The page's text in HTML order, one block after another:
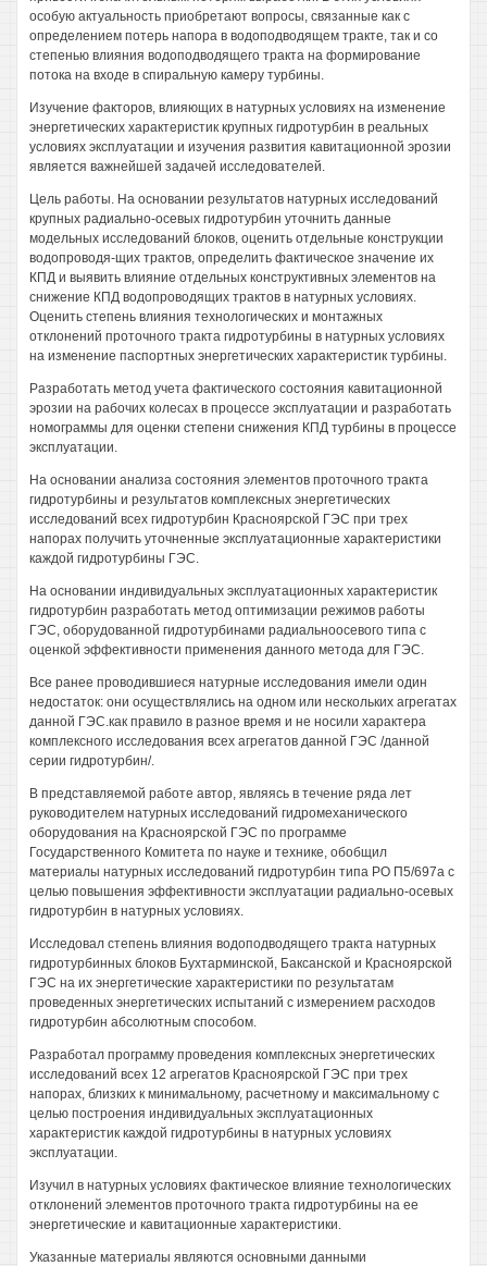
особую актуальность приобретают вопросы, связанные как с
определением потерь напора в водоподводящем тракте, так и со
степенью влияния водоподводящего тракта на формирование
потока на входе в спиральную камеру турбины.
Изучение факторов, влияющих в натурных условиях на изменение
энергетических характеристик крупных гидротурбин в реальных
условиях эксплуатации и изучения развития кавитационной эрозии
является важнейшей задачей исследователей.
Цель работы. На основании результатов натурных исследований
крупных радиально-осевых гидротурбин уточнить данные
модельных исследований блоков, оценить отдельные конструкции
водопроводя-щих трактов, определить фактическое значение их
КПД и выявить влияние отдельных конструктивных элементов на
снижение КПД водопроводящих трактов в натурных условиях.
Оценить степень влияния технологических и монтажных
отклонений проточного тракта гидротурбины в натурных условиях
на изменение паспортных энергетических характеристик турбины.
Разработать метод учета фактического состояния кавитационной
эрозии на рабочих колесах в процессе эксплуатации и разработать
номограммы для оценки степени снижения КПД турбины в процессе
эксплуатации.
На основании анализа состояния элементов проточного тракта
гидротурбины и результатов комплексных энергетических
исследований всех гидротурбин Красноярской ГЭС при трех
напорах получить уточненные эксплуатационные характеристики
каждой гидротурбины ГЭС.
На основании индивидуальных эксплуатационных характеристик
гидротурбин разработать метод оптимизации режимов работы
ГЭС, оборудованной гидротурбинами радиальноосевого типа с
оценкой эффективности применения данного метода для ГЭС.
Все ранее проводившиеся натурные исследования имели один
недостаток: они осуществлялись на одном или нескольких агрегатах
данной ГЭС.как правило в разное время и не носили характера
комплексного исследования всех агрегатов данной ГЭС /данной
серии гидротурбин/.
В представляемой работе автор, являясь в течение ряда лет
руководителем натурных исследований гидромеханического
оборудования на Красноярской ГЭС по программе
Государственного Комитета по науке и технике, обобщил
материалы натурных исследований гидротурбин типа РО П5/697а с
целью повышения эффективности эксплуатации радиально-осевых
гидротурбин в натурных условиях.
Исследовал степень влияния водоподводящего тракта натурных
гидротурбинных блоков Бухтарминской, Баксанской и Красноярской
ГЭС на их энергетические характеристики по результатам
проведенных энергетических испытаний с измерением расходов
гидротурбин абсолютным способом.
Разработал программу проведения комплексных энергетических
исследований всех 12 агрегатов Красноярской ГЭС при трех
напорах, близких к минимальному, расчетному и максимальному с
целью построения индивидуальных эксплуатационных
характеристик каждой гидротурбины в натурных условиях
эксплуатации.
Изучил в натурных условиях фактическое влияние технологических
отклонений элементов проточного тракта гидротурбины на ее
энергетические и кавитационные характеристики.
Указанные материалы являются основными данными